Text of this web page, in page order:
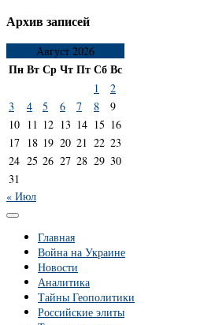
Архив записей
Август 2026
ПнВтСрЧтПтСбВс
1
2
3
4 5 6 7 8
9
10 11 12 13 14 15 16
17 18 19 20 21 22 23
24 25 26 27 28 29 30
31
« Июл
Главная
Война на Украине
Новости
Аналитика
Тайны Геополитики
Российские элиты